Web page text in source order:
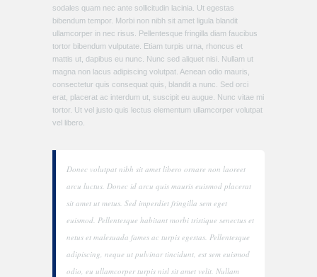
sodales quam nec ante sollicitudin lacinia. Ut egestas
bibendum tempor. Morbi non nibh sit amet ligula blandit
ullamcorper in nec risus. Pellentesque fringilla diam faucibus
tortor bibendum vulputate. Etiam turpis urna, rhoncus et
mattis ut, dapibus eu nunc. Nunc sed aliquet nisi. Nullam ut
magna non lacus adipiscing volutpat. Aenean odio mauris,
consectetur quis consequat quis, blandit a nunc. Sed orci
erat, placerat ac interdum ut, suscipit eu augue. Nunc vitae mi
tortor. Ut vel justo quis lectus elementum ullamcorper volutpat
vel libero.
Donec volutpat nibh sit amet libero ornare non laoreet
arcu luctus. Donec id arcu quis mauris euismod placerat
sit amet ut metus. Sed imperdiet fringilla sem eget
euismod. Pellentesque habitant morbi tristique senectus et
netus et malesuada fames ac turpis egestas. Pellentesque
adipiscing, neque ut pulvinar tincidunt, est sem euismod
odio, eu ullamcorper turpis nisl sit amet velit. Nullam